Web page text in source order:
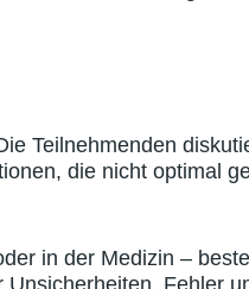
Teilnehmenden
die nicht optimal
in der Medizin –